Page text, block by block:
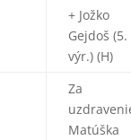
+ Jožko
Gejdoš (5.
výr.) (H)
Za
Matúška